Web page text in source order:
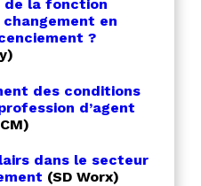
la fonction
en
?
des conditions
d’agent
dans le secteur
(SD Worx)